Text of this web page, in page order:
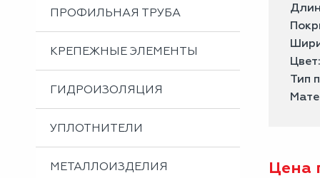
ПРОФИЛЬНАЯ ТРУБА
КРЕПЕЖНЫЕ ЭЛЕМЕНТЫ
ГИДРОИЗОЛЯЦИЯ
УПЛОТНИТЕЛИ
МЕТАЛЛОИЗДЕЛИЯ
Тип
Цена